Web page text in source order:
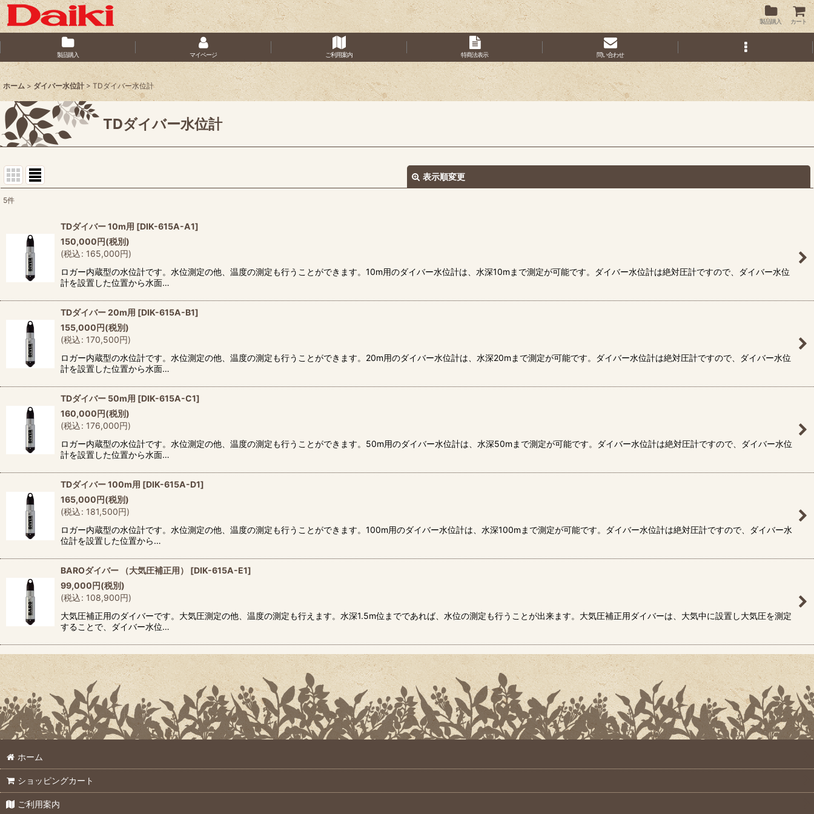
製品購入 カート
製品購入 マイページ ご利用案内 特商法表示 問い合わせ
ホーム > ダイバー水位計 > TDダイバー水位計
TDダイバー水位計
表示順変更
並び順
絞り込む
5件
TDダイバー 10m用 [DIK-615A-A1]
150,000円(税別)
(税込: 165,000円)
ロガー内蔵型の水位計です。水位測定の他、温度の測定も行うことができます。10m用のダイバー水位計は、水深10mまで測定が可能です。ダイバー水位計は絶対圧計ですので、ダイバー水位
計を設置した位置から水面…
TDダイバー 20m用 [DIK-615A-B1]
155,000円(税別)
(税込: 170,500円)
ロガー内蔵型の水位計です。水位測定の他、温度の測定も行うことができます。20m用のダイバー水位計は、水深20mまで測定が可能です。ダイバー水位計は絶対圧計ですので、ダイバー水位
計を設置した位置から水面…
TDダイバー 50m用 [DIK-615A-C1]
160,000円(税別)
(税込: 176,000円)
ロガー内蔵型の水位計です。水位測定の他、温度の測定も行うことができます。50m用のダイバー水位計は、水深50mまで測定が可能です。ダイバー水位計は絶対圧計ですので、ダイバー水位
計を設置した位置から水面…
TDダイバー 100m用 [DIK-615A-D1]
165,000円(税別)
(税込: 181,500円)
ロガー内蔵型の水位計です。水位測定の他、温度の測定も行うことができます。100m用のダイバー水位計は、水深100mまで測定が可能です。ダイバー水位計は絶対圧計ですので、ダイバー水
位計を設置した位置から…
BAROダイバー （大気圧補正用） [DIK-615A-E1]
99,000円(税別)
(税込: 108,900円)
大気圧補正用のダイバーです。大気圧測定の他、温度の測定も行えます。水深1.5m位までであれば、水位の測定も行うことが出来ます。大気圧補正用ダイバーは、大気中に設置し大気圧を測定
することで、ダイバー水位…
ホーム
ショッピングカート
ご利用案内